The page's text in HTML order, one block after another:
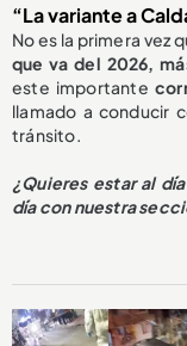
“La variante a
No es la primera vez
que va del 2026,
este importante
llamado a conducir
tránsito.
¿Quieres estar al
día con nuestra